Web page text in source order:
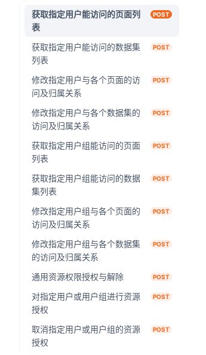
获取指定用户能访问的页面列
表
POST
获取指定用户能访问的数据集
列表
POST
修改指定用户与各个页面的访
问及归属关系
POST
修改指定用户与各个数据集的
访问及归属关系
POST
获取指定用户组能访问的页面
列表
POST
获取指定用户组能访问的数据
集列表
POST
修改指定用户组与各个页面的
访问及归属关系
POST
修改指定用户组与各个数据集
的访问及归属关系
POST
通用资源权限授权与解除 POST
对指定用户或用户组进行资源
授权
POST
取消指定用户或用户组的资源
授权
POST